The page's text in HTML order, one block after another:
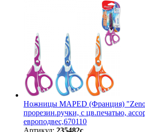
Ножницы MAPED (Франция)
прорезин.ручки, с цв.печатью,
европодвес,670110